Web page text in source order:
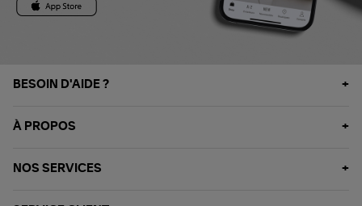
BESOIN D'AIDE ?
À PROPOS
NOS SERVICES